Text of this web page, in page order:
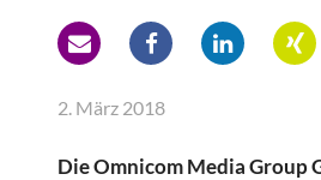
2. März 2018
Die Omnicom Media Group